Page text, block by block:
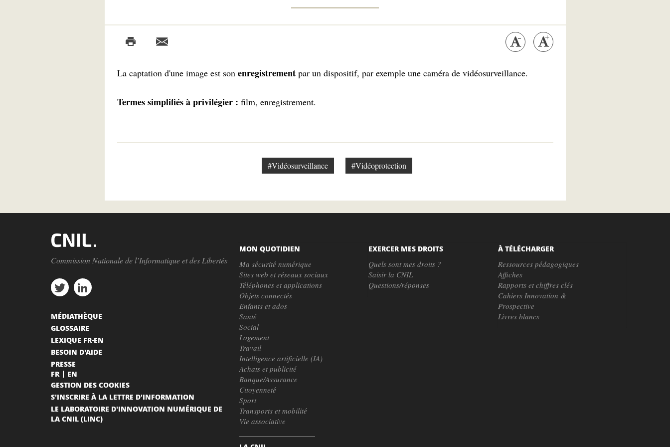
La captation d'une image est son enregistrement par un dispositif, par exemple une caméra de vidéosurveillance.
Termes simplifiés à privilégier : film, enregistrement.
#Vidéosurveillance #Vidéoprotection
Commission Nationale de l’Informatique et des Libertés
MON QUOTIDIEN
Ma sécurité numérique
Sites web et réseaux sociaux
Téléphones et applications
Objets connectés
Enfants et ados
Santé
Social
Logement
Travail
Intelligence artificielle (IA)
Achats et publicité
Banque/Assurance
Citoyenneté
Sport
Transports et mobilité
Vie associative
EXERCER MES DROITS
Quels sont mes droits ?
Saisir la CNIL
Questions/réponses
À TÉLÉCHARGER
Ressources pédagogiques
Affiches
Rapports et chiffres clés
Cahiers Innovation &
Prospective
Livres blancs
MÉDIATHÈQUE
GLOSSAIRE
LEXIQUE FR-EN
BESOIN D'AIDE
PRESSE
FR
EN
GESTION DES COOKIES
S'INSCRIRE À LA LETTRE D'INFORMATION
LE LABORATOIRE D'INNOVATION NUMÉRIQUE DE
LA CNIL (LINC)